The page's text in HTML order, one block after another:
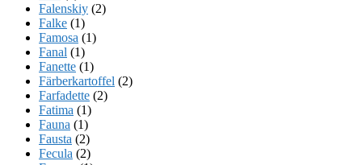
Falenskiy (2)
Falke (1)
Famosa (1)
Fanal (1)
Fanette (1)
Färberkartoffel (2)
Farfadette (2)
Fatima (1)
Fauna (1)
Fausta (2)
Fecula (2)